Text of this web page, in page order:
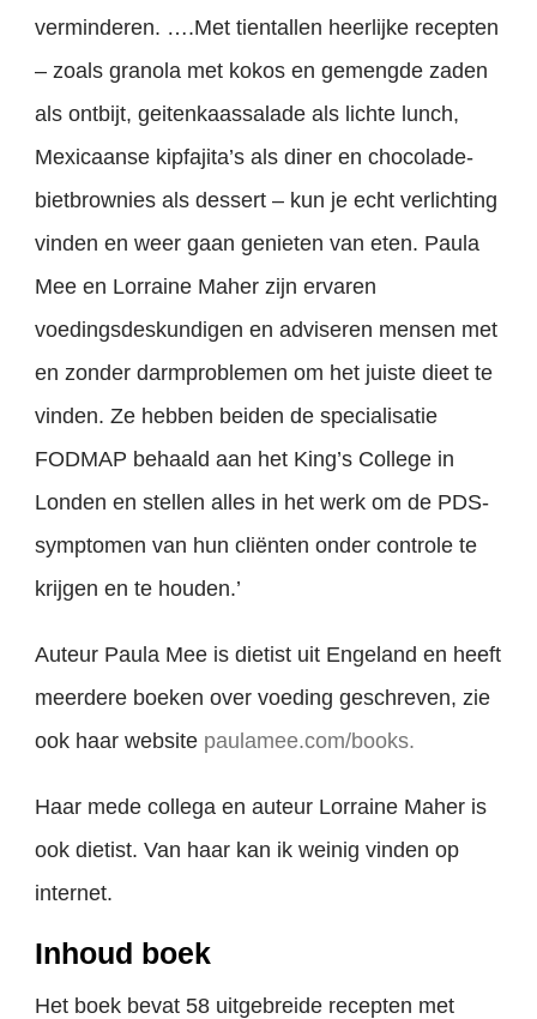
verminderen. ….Met tientallen heerlijke recepten
– zoals granola met kokos en gemengde zaden
als ontbijt, geitenkaassalade als lichte lunch,
Mexicaanse kipfajita’s als diner en chocolade-
bietbrownies als dessert – kun je echt verlichting
vinden en weer gaan genieten van eten. Paula
Mee en Lorraine Maher zijn ervaren
voedingsdeskundigen en adviseren mensen met
en zonder darmproblemen om het juiste dieet te
vinden. Ze hebben beiden de specialisatie
FODMAP behaald aan het King’s College in
Londen en stellen alles in het werk om de PDS-
symptomen van hun cliënten onder controle te
krijgen en te houden.’
Auteur Paula Mee is dietist uit Engeland en heeft
meerdere boeken over voeding geschreven, zie
ook haar website paulamee.com/books.
Haar mede collega en auteur Lorraine Maher is
ook dietist. Van haar kan ik weinig vinden op
internet.
Inhoud boek
Het boek bevat 58 uitgebreide recepten met